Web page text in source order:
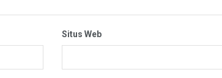
Situs Web